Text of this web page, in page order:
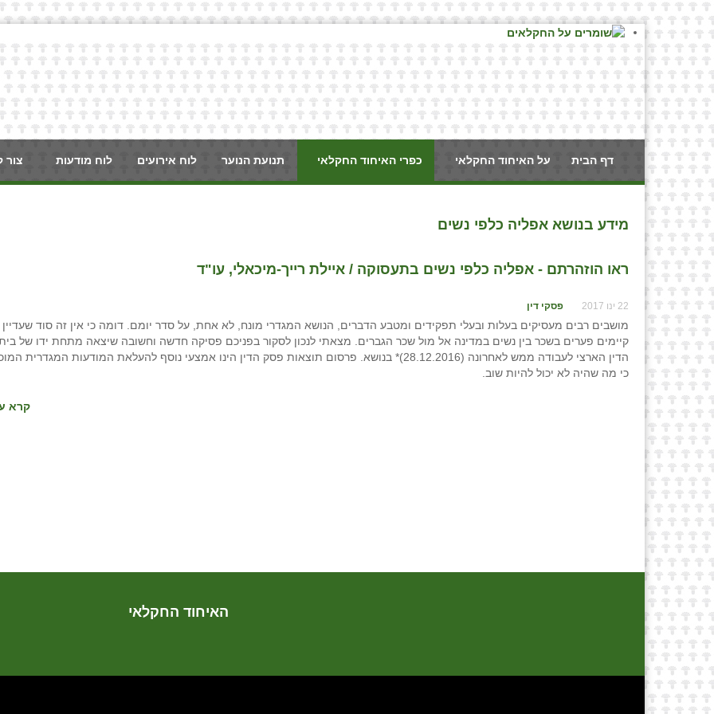
דף הבית על האיחוד החקלאי כפרי האיחוד החקלאי תנועת הנוער לוח אירועים לוח מודעות צור
מידע בנושא אפליה כלפי נשים
ראו הוזהרתם - אפליה כלפי נשים בתעסוקה / איילת רייך-מיכאלי, עו"ד
22 ינו 2017 פסקי דין
מושבים רבים מעסיקים בעלות ובעלי תפקידים ומטבע הדברים, הנושא המגדרי מונח, לא אחת, על סדר יומם. דומה כי אין זה סוד שעדיין
קיימים פערים בשכר בין נשים במדינה אל מול שכר הגברים. מצאתי לנכון לסקור בפניכם פסיקה חדשה וחשובה שיצאה מתחת ידו של
הדין הארצי לעבודה ממש לאחרונה (28.12.2016)* בנושא. פרסום תוצאות פסק הדין הינו אמצעי נוסף להעלאת המודעות המגדרית
כי מה שהיה לא יכול להיות שוב.
קרא
האיחוד החקלאי